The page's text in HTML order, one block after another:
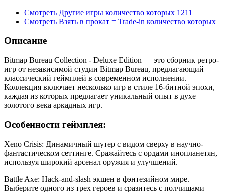
Смотреть Другие игры количество которых 1211
Смотреть Взять в прокат = Trade-in количество которых
Описание
Bitmap Bureau Collection - Deluxe Edition — это сборник ретро-
игр от независимой студии Bitmap Bureau, предлагающий
классический геймплей в современном исполнении.
Коллекция включает несколько игр в стиле 16-битной эпохи,
каждая из которых предлагает уникальный опыт в духе
золотого века аркадных игр.
Особенности геймплея:
Xeno Crisis: Динамичный шутер с видом сверху в научно-
фантастическом сеттинге. Сражайтесь с ордами инопланетян,
используя широкий арсенал оружия и улучшений.
Battle Axe: Hack-and-slash экшен в фэнтезийном мире.
Выберите одного из трех героев и сразитесь с полчищами